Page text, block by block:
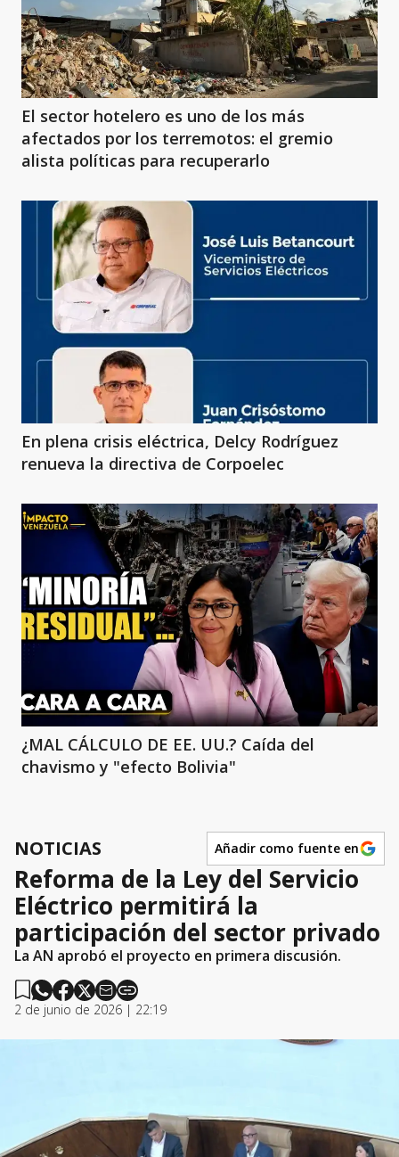
El sector hotelero es uno de los más
afectados por los terremotos: el gremio
alista políticas para recuperarlo
En plena crisis eléctrica, Delcy Rodríguez
renueva la directiva de Corpoelec
¿MAL CÁLCULO DE EE. UU.? Caída del
chavismo y "efecto Bolivia"
NOTICIAS Añadir como fuente en
Reforma de la Ley del Servicio
Eléctrico permitirá la
participación del sector privado
La AN aprobó el proyecto en primera discusión.
2 de junio de 2026 | 22:19